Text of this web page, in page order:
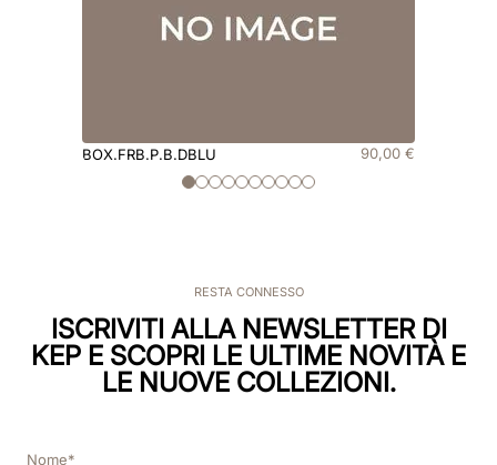
BOX.FRB.P.B.DBLU 90,00 €
RESTA CONNESSO
ISCRIVITI ALLA NEWSLETTER DI
KEP E SCOPRI LE ULTIME NOVITÀ E
LE NUOVE COLLEZIONI.